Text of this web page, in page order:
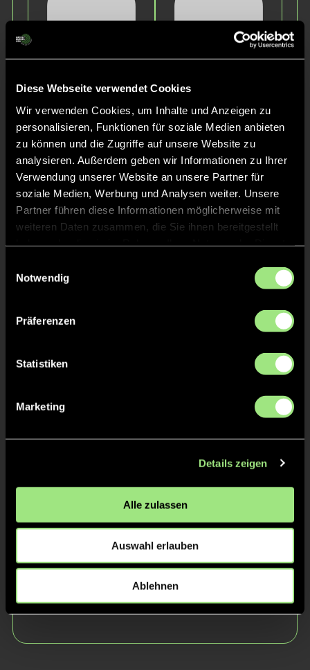
Diese Webseite verwendet Cookies
Wir verwenden Cookies, um Inhalte und Anzeigen zu
personalisieren, Funktionen für soziale Medien anbieten
zu können und die Zugriffe auf unsere Website zu
analysieren. Außerdem geben wir Informationen zu Ihrer
Verwendung unserer Website an unsere Partner für
soziale Medien, Werbung und Analysen weiter. Unsere
Partner führen diese Informationen möglicherweise mit
weiteren Daten zusammen, die Sie ihnen bereitgestellt
Notwendig
Präferenzen
Statistiken
Marketing
Details zeigen
Alle zulassen
Auswahl erlauben
Ablehnen
Wilhelm
S.
R.
Felix
Felix
Paul
Staff
Jonathan